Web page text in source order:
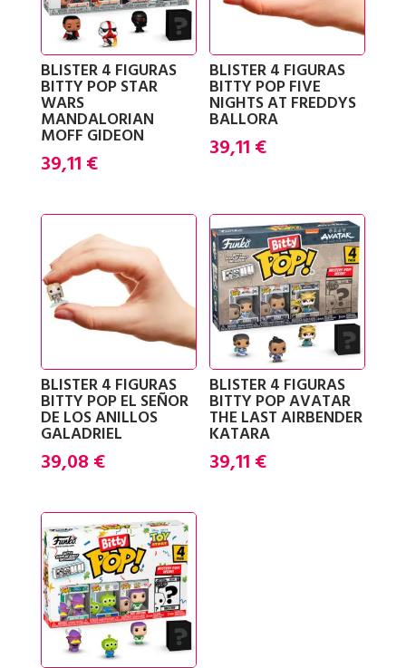
BLISTER 4 FIGURAS
BITTY POP STAR
WARS
MANDALORIAN
MOFF GIDEON
39,11 €
BLISTER 4 FIGURAS
BITTY POP FIVE
NIGHTS AT FREDDYS
BALLORA
39,11 €
BLISTER 4 FIGURAS
BITTY POP EL SEÑOR
DE LOS ANILLOS
GALADRIEL
39,08 €
BLISTER 4 FIGURAS
BITTY POP AVATAR
THE LAST AIRBENDER
KATARA
39,11 €